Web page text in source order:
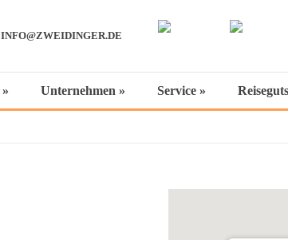
INFO@ZWEIDINGER.DE
» Unternehmen » Service »